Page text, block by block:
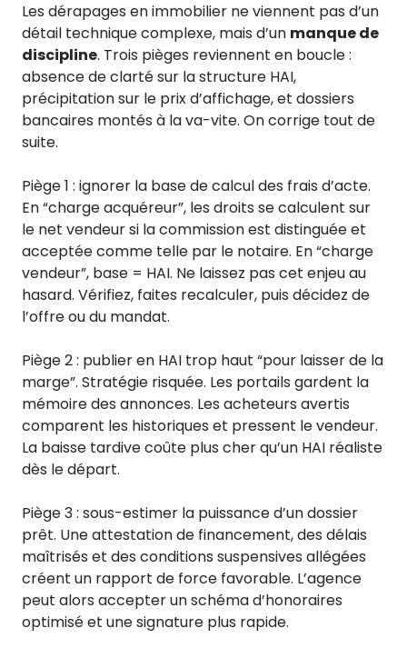
Les dérapages en immobilier ne viennent pas d’un
détail technique complexe, mais d’un manque de
discipline. Trois pièges reviennent en boucle :
absence de clarté sur la structure HAI,
précipitation sur le prix d’affichage, et dossiers
bancaires montés à la va-vite. On corrige tout de
suite.
Piège 1 : ignorer la base de calcul des frais d’acte.
En “charge acquéreur”, les droits se calculent sur
le net vendeur si la commission est distinguée et
acceptée comme telle par le notaire. En “charge
vendeur”, base = HAI. Ne laissez pas cet enjeu au
hasard. Vérifiez, faites recalculer, puis décidez de
l’offre ou du mandat.
Piège 2 : publier en HAI trop haut “pour laisser de la
marge”. Stratégie risquée. Les portails gardent la
mémoire des annonces. Les acheteurs avertis
comparent les historiques et pressent le vendeur.
La baisse tardive coûte plus cher qu’un HAI réaliste
dès le départ.
Piège 3 : sous-estimer la puissance d’un dossier
prêt. Une attestation de financement, des délais
maîtrisés et des conditions suspensives allégées
créent un rapport de force favorable. L’agence
peut alors accepter un schéma d’honoraires
optimisé et une signature plus rapide.